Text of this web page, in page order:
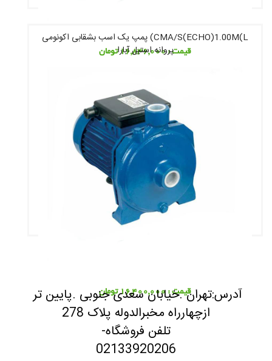
قیمت : 16,836,000 تومان
CMA/S(ECHO)1.00M(L) پمپ یک اسب بشقابی اکونومی
پروانه استیل آبارا
قیمت : 16,400,000 تومان
آدرس:تهران .خیابان سعدی جنوبی .پایین تر
ازچهارراه مخبرالدوله پلاک 278
تلفن فروشگاه-
02133920206